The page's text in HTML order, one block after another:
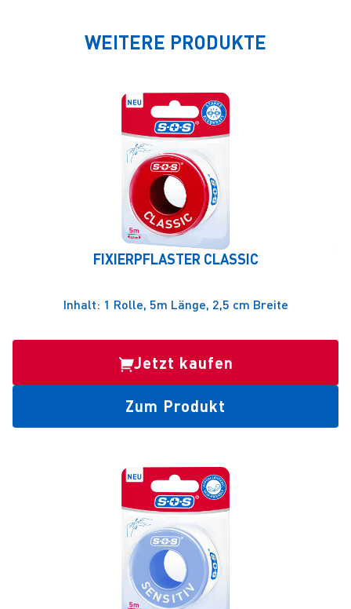
WEITERE PRODUKTE
FIXIERPFLASTER CLASSIC
Inhalt: 1 Rolle, 5m Länge, 2,5 cm Breite
Jetzt kaufen
Zum Produkt